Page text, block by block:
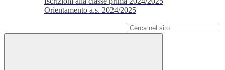
Orientamento a.s. 2024/2025